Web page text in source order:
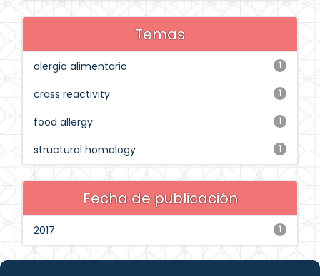
Temas
1
alergia alimentaria
1
cross reactivity
1
food allergy
1
structural homology
Fecha de publicación
1
2017